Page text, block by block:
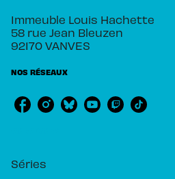
Immeuble Louis Hachette
58 rue Jean Bleuzen
92170 VANVES
NOS RÉSEAUX
Séries